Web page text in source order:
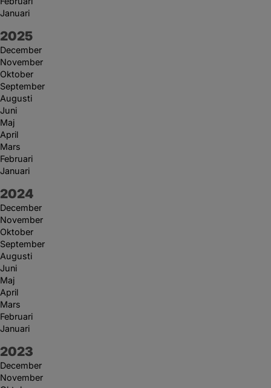
Januari
År:
2025
December
November
Oktober
September
Augusti
Juni
Maj
April
Mars
Februari
Januari
År:
2024
December
November
Oktober
September
Augusti
Juni
Maj
April
Mars
Februari
Januari
År:
2023
December
November